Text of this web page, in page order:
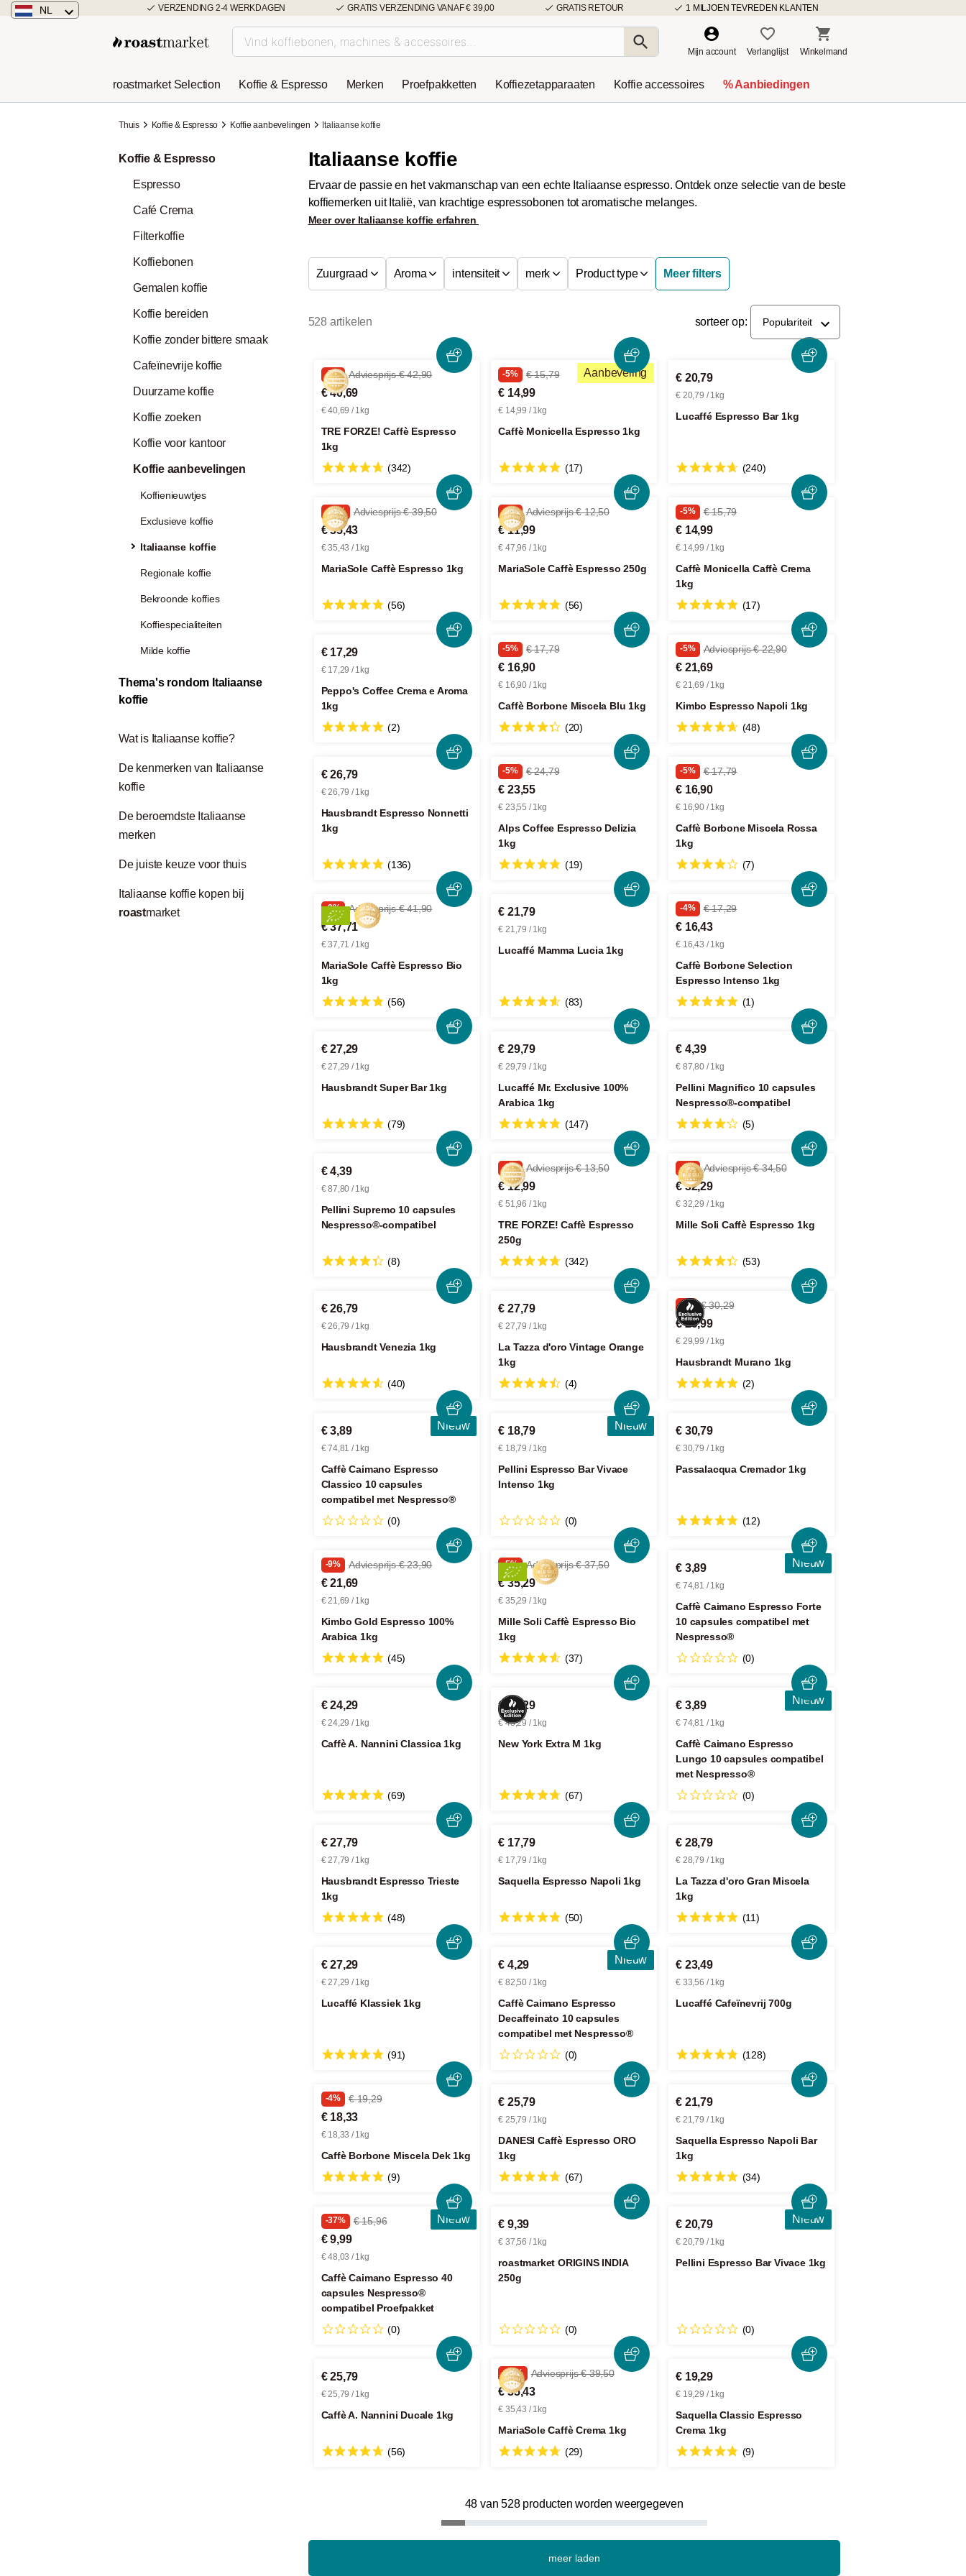
VERZENDING 2-4 WERKDAGEN GRATIS VERZENDING VANAF € 39,00 GRATIS RETOUR 1 MILJOEN TEVREDEN KLANTEN
NL
Österreich
Mijn account Verlanglijst Winkelmand
roastmarket Selection Koffie & Espresso Merken Proefpakketten Koffiezetapparaaten Koffie accessoires % Aanbiedingen
Thuis Koffie & Espresso Koffie aanbevelingen Italiaanse koffie
Koffie & Espresso
Espresso
Café Crema
Filterkoffie
Koffiebonen
Gemalen koffie
Koffie bereiden
Koffie zonder bittere smaak
Cafeïnevrije koffie
Duurzame koffie
Koffie zoeken
Koffie voor kantoor
Koffie aanbevelingen
Koffienieuwtjes
Exclusieve koffie
Italiaanse koffie
Regionale koffie
Bekroonde koffies
Koffiespecialiteiten
Milde koffie
Thema's rondom Italiaanse
koffie
Wat is Italiaanse koffie?
De kenmerken van Italiaanse
koffie
De beroemdste Italiaanse
merken
De juiste keuze voor thuis
Italiaanse koffie kopen bij
roastmarket
Italiaanse koffie
Ervaar de passie en het vakmanschap van een echte Italiaanse espresso. Ontdek onze selectie van de beste
koffiemerken uit Italië, van krachtige espressobonen tot aromatische melanges.
Meer over Italiaanse koffie erfahren
Zuurgraad Aroma intensiteit merk Product type Meer filters
528 artikelen sorteer op: Populariteit
-5% Adviesprijs € 42,90
€ 40,69
€ 40,69 / 1kg
TRE FORZE! Caffè Espresso
1kg
(342)
Aanbeveling
-5% € 15,79
€ 14,99
€ 14,99 / 1kg
Caffè Monicella Espresso 1kg
(17)
€ 20,79
€ 20,79 / 1kg
Lucaffé Espresso Bar 1kg
(240)
-10% Adviesprijs € 39,50
€ 35,43
€ 35,43 / 1kg
MariaSole Caffè Espresso 1kg
(56)
-4% Adviesprijs € 12,50
€ 11,99
€ 47,96 / 1kg
MariaSole Caffè Espresso 250g
(56)
-5% € 15,79
€ 14,99
€ 14,99 / 1kg
Caffè Monicella Caffè Crema
1kg
(17)
€ 17,29
€ 17,29 / 1kg
Peppo's Coffee Crema e Aroma
1kg
(2)
-5% € 17,79
€ 16,90
€ 16,90 / 1kg
Caffè Borbone Miscela Blu 1kg
(20)
-5% Adviesprijs € 22,90
€ 21,69
€ 21,69 / 1kg
Kimbo Espresso Napoli 1kg
(48)
€ 26,79
€ 26,79 / 1kg
Hausbrandt Espresso Nonnetti
1kg
(136)
-5% € 24,79
€ 23,55
€ 23,55 / 1kg
Alps Coffee Espresso Delizia
1kg
(19)
-5% € 17,79
€ 16,90
€ 16,90 / 1kg
Caffè Borbone Miscela Rossa
1kg
(7)
-9% Adviesprijs € 41,90
€ 37,71
€ 37,71 / 1kg
MariaSole Caffè Espresso Bio
1kg
(56)
€ 21,79
€ 21,79 / 1kg
Lucaffé Mamma Lucia 1kg
(83)
-4% € 17,29
€ 16,43
€ 16,43 / 1kg
Caffè Borbone Selection
Espresso Intenso 1kg
(1)
€ 27,29
€ 27,29 / 1kg
Hausbrandt Super Bar 1kg
(79)
€ 29,79
€ 29,79 / 1kg
Lucaffé Mr. Exclusive 100%
Arabica 1kg
(147)
€ 4,39
€ 87,80 / 1kg
Pellini Magnifico 10 capsules
Nespresso®-compatibel
(5)
€ 4,39
€ 87,80 / 1kg
Pellini Supremo 10 capsules
Nespresso®-compatibel
(8)
-3% Adviesprijs € 13,50
€ 12,99
€ 51,96 / 1kg
TRE FORZE! Caffè Espresso
250g
(342)
-6% Adviesprijs € 34,50
€ 32,29
€ 32,29 / 1kg
Mille Soli Caffè Espresso 1kg
(53)
€ 26,79
€ 26,79 / 1kg
Hausbrandt Venezia 1kg
(40)
€ 27,79
€ 27,79 / 1kg
La Tazza d'oro Vintage Orange
1kg
(4)
0% € 30,29
€ 29,99
€ 29,99 / 1kg
Hausbrandt Murano 1kg
(2)
Nieuw
€ 3,89
€ 74,81 / 1kg
Caffè Caimano Espresso
Classico 10 capsules
compatibel met Nespresso®
(0)
Nieuw
€ 18,79
€ 18,79 / 1kg
Pellini Espresso Bar Vivace
Intenso 1kg
(0)
€ 30,79
€ 30,79 / 1kg
Passalacqua Cremador 1kg
(12)
-9% Adviesprijs € 23,90
€ 21,69
€ 21,69 / 1kg
Kimbo Gold Espresso 100%
Arabica 1kg
(45)
-5% Adviesprijs € 37,50
€ 35,29
€ 35,29 / 1kg
Mille Soli Caffè Espresso Bio
1kg
(37)
Nieuw
€ 3,89
€ 74,81 / 1kg
Caffè Caimano Espresso Forte
10 capsules compatibel met
Nespresso®
(0)
€ 24,29
€ 24,29 / 1kg
Caffè A. Nannini Classica 1kg
(69)
€ 43,29
€ 43,29 / 1kg
New York Extra M 1kg
(67)
Nieuw
€ 3,89
€ 74,81 / 1kg
Caffè Caimano Espresso
Lungo 10 capsules compatibel
met Nespresso®
(0)
€ 27,79
€ 27,79 / 1kg
Hausbrandt Espresso Trieste
1kg
(48)
€ 17,79
€ 17,79 / 1kg
Saquella Espresso Napoli 1kg
(50)
€ 28,79
€ 28,79 / 1kg
La Tazza d'oro Gran Miscela
1kg
(11)
€ 27,29
€ 27,29 / 1kg
Lucaffé Klassiek 1kg
(91)
Nieuw
€ 4,29
€ 82,50 / 1kg
Caffè Caimano Espresso
Decaffeinato 10 capsules
compatibel met Nespresso®
(0)
€ 23,49
€ 33,56 / 1kg
Lucaffé Cafeïnevrij 700g
(128)
-4% € 19,29
€ 18,33
€ 18,33 / 1kg
Caffè Borbone Miscela Dek 1kg
(9)
€ 25,79
€ 25,79 / 1kg
DANESI Caffè Espresso ORO
1kg
(67)
€ 21,79
€ 21,79 / 1kg
Saquella Espresso Napoli Bar
1kg
(34)
Nieuw
-37% € 15,96
€ 9,99
€ 48,03 / 1kg
Caffè Caimano Espresso 40
capsules Nespresso®
compatibel Proefpakket
(0)
€ 9,39
€ 37,56 / 1kg
roastmarket ORIGINS INDIA
250g
(0)
Nieuw
€ 20,79
€ 20,79 / 1kg
Pellini Espresso Bar Vivace 1kg
(0)
€ 25,79
€ 25,79 / 1kg
Caffè A. Nannini Ducale 1kg
(56)
-10% Adviesprijs € 39,50
€ 35,43
€ 35,43 / 1kg
MariaSole Caffè Crema 1kg
(29)
€ 19,29
€ 19,29 / 1kg
Saquella Classic Espresso
Crema 1kg
(9)
48 van 528 producten worden weergegeven
meer laden